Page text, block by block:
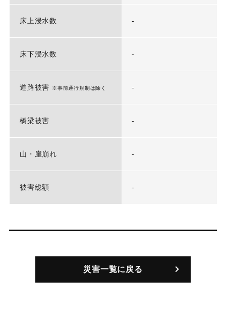
床上浸水数 -
床下浸水数 -
道路被害 ※事前通行規制は除く -
橋梁被害 -
山・崖崩れ -
被害総額 -
災害一覧に戻る